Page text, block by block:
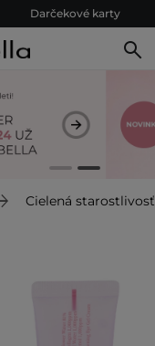
Darčekové karty
Ekologické balenie
Darčekové karty
Ekologické balenie
Cielená starostlivosť